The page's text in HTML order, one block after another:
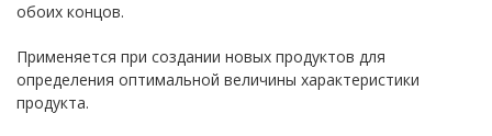
обоих концов.
Применяется при создании новых продуктов для
определения оптимальной величины характеристики
продукта.